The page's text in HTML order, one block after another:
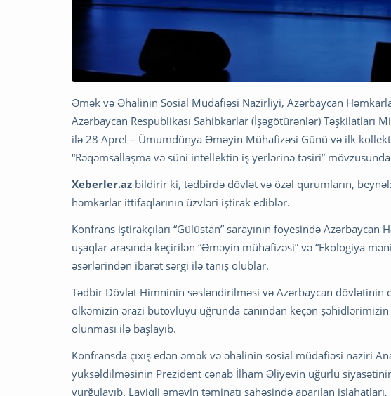
Əmək və Əhalinin Sosial Müdafiəsi Nazirliyi, Azərbaycan
Azərbaycan Respublikası Sahibkarlar (İşəgötürənlər) Təşkilatları
ilə 28 Aprel – Ümumdünya Əməyin Mühafizəsi Günü və ilk
“Rəqəmsallaşma və süni intellektin iş yerlərinə təsiri”
Xeberler.az bildirir ki, tədbirdə dövlət və özəl qurumların,
həmkarlar ittifaqlarının üzvləri iştirak ediblər.
Konfrans iştirakçıları “Gülüstan” sarayının foyesində
uşaqlar arasında keçirilən “Əməyin mühafizəsi” və “Ekologiya
əsərlərindən ibarət sərgi ilə tanış olublar.
Tədbir Dövlət Himninin səsləndirilməsi və Azərbaycan
ölkəmizin ərazi bütövlüyü uğrunda canından keçən
olunması ilə başlayıb.
Konfransda çıxış edən əmək və əhalinin sosial müdafiəsi naziri
yüksəldilməsinin Prezident cənab İlham Əliyevin uğurlu
vurğulayıb. Layiqli əməyin təminatı sahəsində aparılan